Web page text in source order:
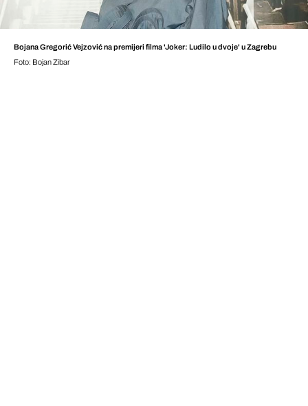
Bojana Gregorić Vejzović na premijeri filma 'Joker: Ludilo u dvoje' u Zagrebu
Foto: Bojan Zibar